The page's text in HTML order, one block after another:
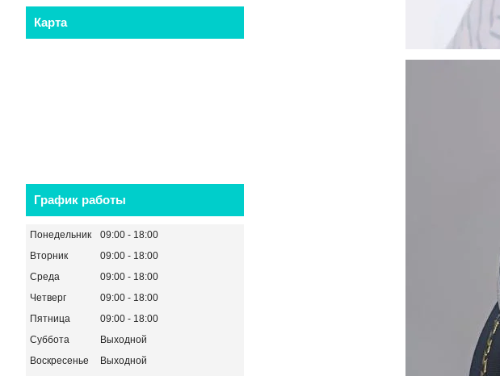
Карта
График работы
Понедельник 09:00
18:00
Вторник
09:00
18:00
Среда
09:00
18:00
Четверг
09:00
18:00
Пятница
09:00
18:00
Суббота
Выходной
Воскресенье
Выходной